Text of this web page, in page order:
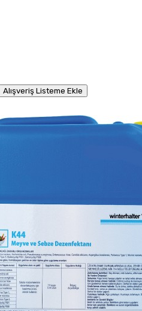
Alışveriş Listeme Ekle